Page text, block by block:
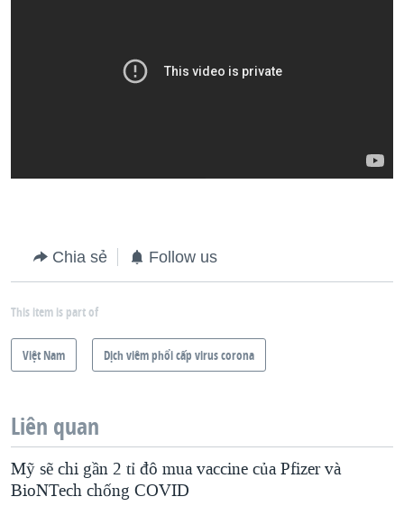
Chia sẻ Follow us
This item is part of
Việt Nam Dịch viêm phổi cấp virus corona
Liên quan
Mỹ sẽ chi gần 2 tỉ đô mua vaccine của Pfizer và
BioNTech chống COVID